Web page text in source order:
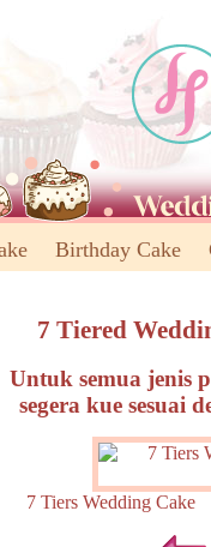
Birthday Cake
7 Tiered
Untuk semua jenis
segera kue sesuai
7 Tiers Wedding